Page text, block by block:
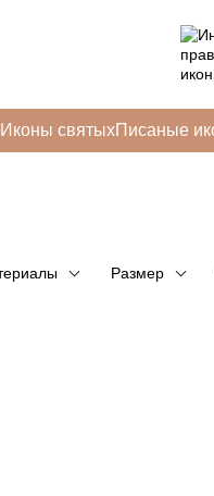
Иконы святыхПисаные
Размер